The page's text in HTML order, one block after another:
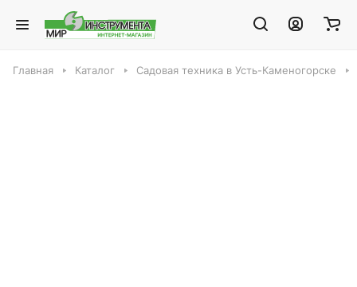
Главная Каталог Садовая техника в Усть-Каменогорске